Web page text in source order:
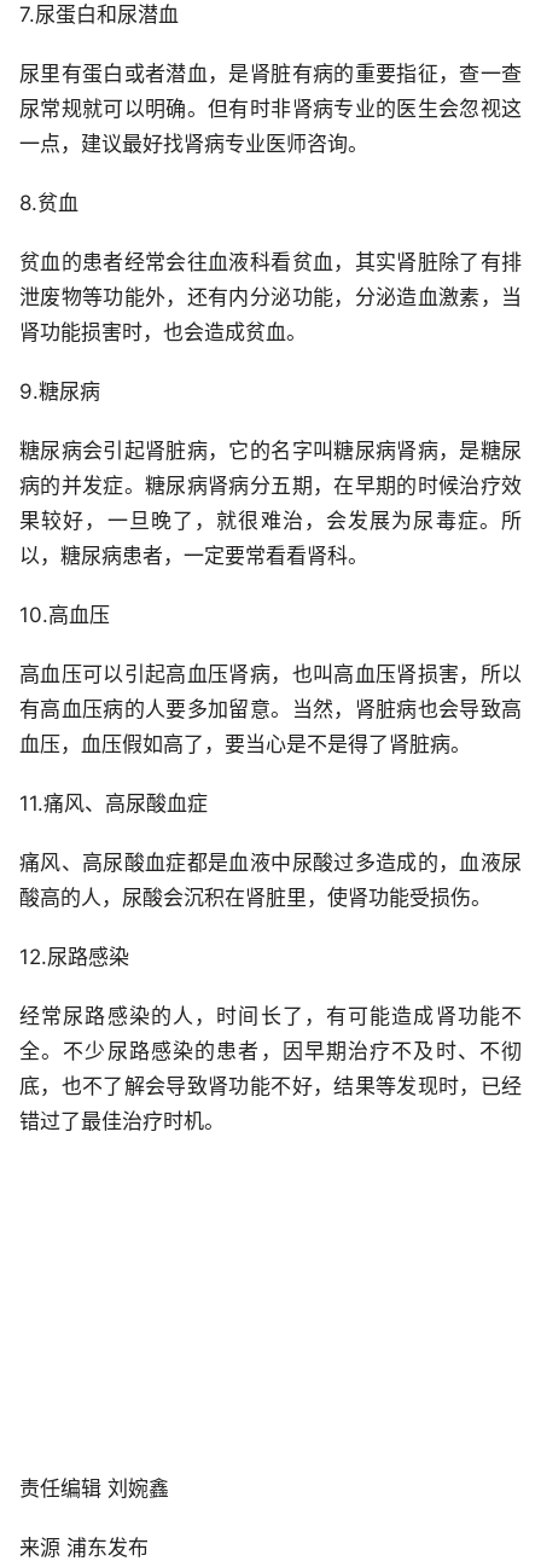
7.尿蛋白和尿潜血
尿里有蛋白或者潜血，是肾脏有病的重要指征，查一查
尿常规就可以明确。但有时非肾病专业的医生会忽视这
一点，建议最好找肾病专业医师咨询。
8.贫血
贫血的患者经常会往血液科看贫血，其实肾脏除了有排
泄废物等功能外，还有内分泌功能，分泌造血激素，当
肾功能损害时，也会造成贫血。
9.糖尿病
糖尿病会引起肾脏病，它的名字叫糖尿病肾病，是糖尿
病的并发症。糖尿病肾病分五期，在早期的时候治疗效
果较好，一旦晚了，就很难治，会发展为尿毒症。所
以，糖尿病患者，一定要常看看肾科。
10.高血压
高血压可以引起高血压肾病，也叫高血压肾损害，所以
有高血压病的人要多加留意。当然，肾脏病也会导致高
血压，血压假如高了，要当心是不是得了肾脏病。
11.痛风、高尿酸血症
痛风、高尿酸血症都是血液中尿酸过多造成的，血液尿
酸高的人，尿酸会沉积在肾脏里，使肾功能受损伤。
12.尿路感染
经常尿路感染的人，时间长了，有可能造成肾功能不
全。不少尿路感染的患者，因早期治疗不及时、不彻
底，也不了解会导致肾功能不好，结果等发现时，已经
错过了最佳治疗时机。
责任编辑 刘婉鑫
来源 浦东发布